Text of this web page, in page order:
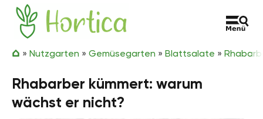
Zum Inhalt springen
Hortica
» Nutzgarten » Gemüsegarten » Blattsalate »
Rhabarber kümmert: warum
wächst er nicht?